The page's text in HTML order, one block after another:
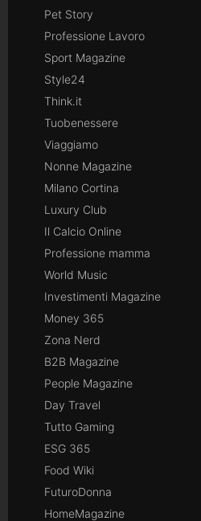
Pet Story
Professione Lavoro
Sport Magazine
Style24
Think.it
Tuobenessere
Viaggiamo
Nonne Magazine
Milano Cortina
Luxury Club
Il Calcio Online
Professione mamma
World Music
Investimenti Magazine
Money 365
Zona Nerd
B2B Magazine
People Magazine
Day Travel
Tutto Gaming
ESG 365
Food Wiki
FuturoDonna
HomeMagazine